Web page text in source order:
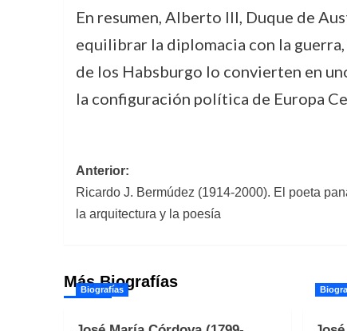
En resumen, Alberto III, Duque de
equilibrar la diplomacia con la
de los Habsburgo lo convierten en
la configuración política de Europa
Navegación
de
Anterior:
Ricardo J. Bermúdez (1914-2000). El poeta
la arquitectura y la poesía
Más Biografías
Biografías